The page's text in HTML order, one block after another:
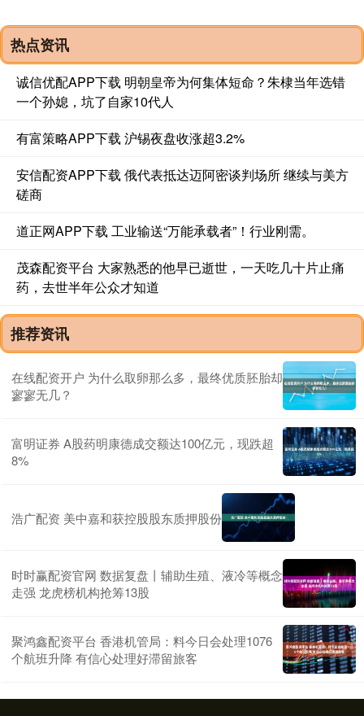
热点资讯
诚信优配APP下载 明朝皇帝为何集体短命？朱棣当年选错
一个孙媳，坑了自家10代人
有富策略APP下载 沪锡夜盘收涨超3.2%
安信配资APP下载 俄代表抵达迈阿密谈判场所 继续与美方
磋商
道正网APP下载 工业输送“万能承载者”！行业刚需。
茂森配资平台 大家熟悉的他早已逝世，一天吃几十片止痛
药，去世半年公众才知道
推荐资讯
在线配资开户 为什么取卵那么多，最终优质胚胎却
寥寥无几？
富明证券 A股药明康德成交额达100亿元，现跌超
8%
浩广配资 美中嘉和获控股股东质押股份
时时赢配资官网 数据复盘丨辅助生殖、液冷等概念
走强 龙虎榜机构抢筹13股
聚鸿鑫配资平台 香港机管局：料今日会处理1076
个航班升降 有信心处理好滞留旅客